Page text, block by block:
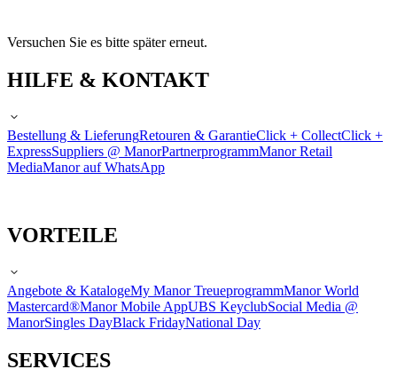
Versuchen Sie es bitte später erneut.
HILFE & KONTAKT
Bestellung & LieferungRetouren & GarantieClick + CollectClick +
ExpressSuppliers @ ManorPartnerprogrammManor Retail
MediaManor auf WhatsApp
VORTEILE
Angebote & KatalogeMy Manor TreueprogrammManor World
Mastercard®Manor Mobile AppUBS KeyclubSocial Media @
ManorSingles DayBlack FridayNational Day
SERVICES